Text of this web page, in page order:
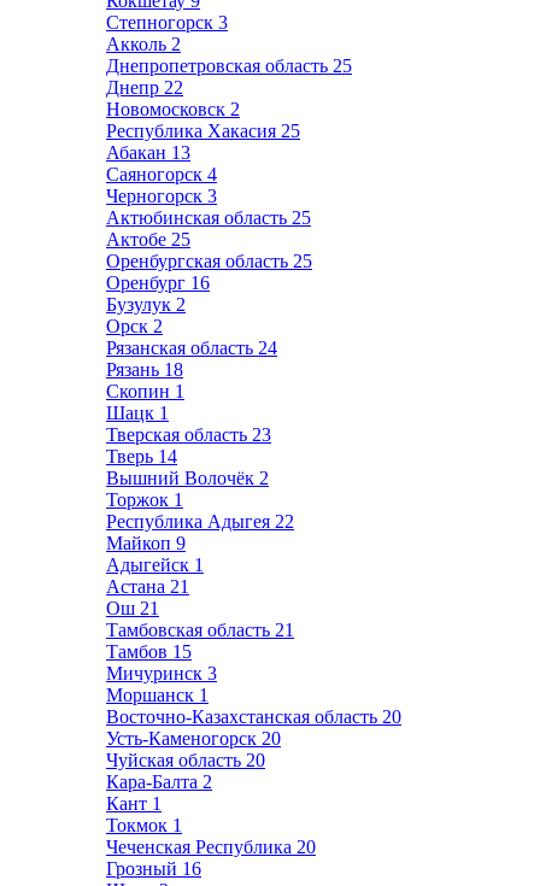
Степногорск 3
Акколь 2
Днепропетровская область 25
Днепр 22
Новомосковск 2
Республика Хакасия 25
Абакан 13
Саяногорск 4
Черногорск 3
Актюбинская область 25
Актобе 25
Оренбургская область 25
Оренбург 16
Бузулук 2
Орск 2
Рязанская область 24
Рязань 18
Скопин 1
Шацк 1
Тверская область 23
Тверь 14
Вышний Волочёк 2
Торжок 1
Республика Адыгея 22
Майкоп 9
Адыгейск 1
Астана 21
Ош 21
Тамбовская область 21
Тамбов 15
Мичуринск 3
Моршанск 1
Восточно-Казахстанская область 20
Усть-Каменогорск 20
Чуйская область 20
Кара-Балта 2
Кант 1
Токмок 1
Чеченская Республика 20
Грозный 16